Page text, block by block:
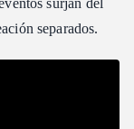
surjan del
separados.